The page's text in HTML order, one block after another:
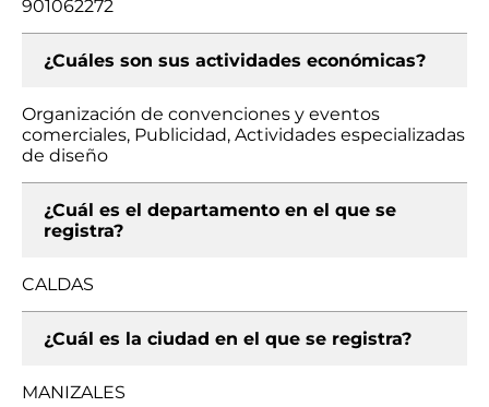
901062272
¿Cuáles son sus actividades económicas?
Organización de convenciones y eventos
comerciales, Publicidad, Actividades especializadas
de diseño
¿Cuál es el departamento en el que se
registra?
CALDAS
¿Cuál es la ciudad en el que se registra?
MANIZALES